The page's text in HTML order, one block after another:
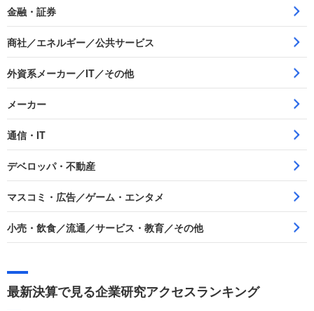
金融・証券
商社／エネルギー／公共サービス
外資系メーカー／IT／その他
メーカー
通信・IT
デベロッパ・不動産
マスコミ・広告／ゲーム・エンタメ
小売・飲食／流通／サービス・教育／その他
最新決算で見る企業研究アクセスランキング